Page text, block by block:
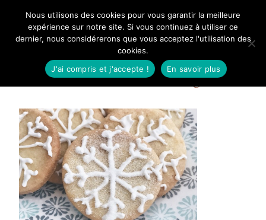
contenuMangue Poudrée
Sablés de Noël à l’orange
Nous utilisons des cookies pour vous garantir la meilleure
expérience sur notre site. Si vous continuez à utiliser ce
dernier, nous considérerons que vous acceptez l'utilisation des
cookies.
J'ai compris et j'accepte !
En savoir plus